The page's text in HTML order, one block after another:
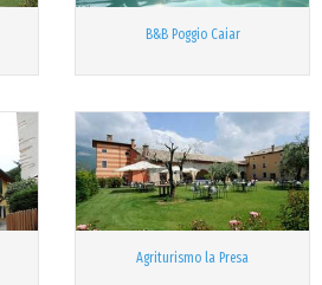
B&B Poggio Caiar
Agriturismo la Presa